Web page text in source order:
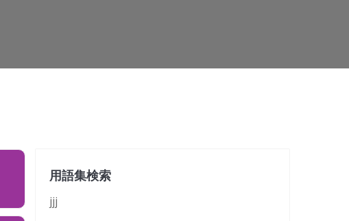
用語集検索
jjj